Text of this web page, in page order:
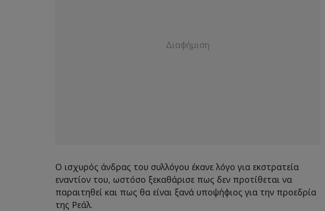
Ο ισχυρός άνδρας του συλλόγου έκανε λόγο για εκστρατεία
εναντίον του, ωστόσο ξεκαθάρισε πως δεν προτίθεται να
παραιτηθεί και πως θα είναι ξανά υποψήφιος για την προεδρία
της Ρεάλ.